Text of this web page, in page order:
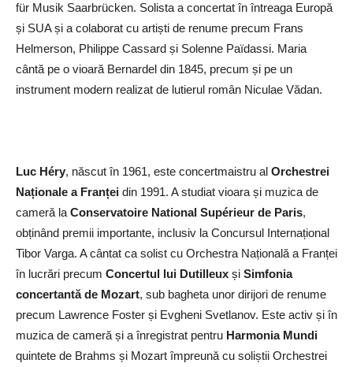
für Musik Saarbrücken. Solista a concertat în întreaga Europă
și SUA și a colaborat cu artiști de renume precum Frans
Helmerson, Philippe Cassard și Solenne Païdassi. Maria
cântă pe o vioară Bernardel din 1845, precum și pe un
instrument modern realizat de lutierul român Niculae Vădan.
Luc Héry, născut în 1961, este concertmaistru al Orchestrei
Naționale a Franței din 1991. A studiat vioara și muzica de
cameră la Conservatoire National Supérieur de Paris,
obținând premii importante, inclusiv la Concursul Internațional
Tibor Varga. A cântat ca solist cu Orchestra Națională a Franței
în lucrări precum Concertul lui Dutilleux și Simfonia
concertantă de Mozart, sub bagheta unor dirijori de renume
precum Lawrence Foster și Evgheni Svetlanov. Este activ și în
muzica de cameră și a înregistrat pentru Harmonia Mundi
quintete de Brahms și Mozart împreună cu soliștii Orchestrei